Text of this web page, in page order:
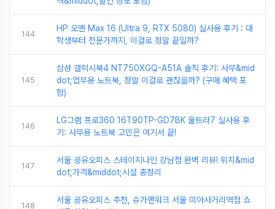
144
HP 오멘 Max 16 (Ultra 9, RTX 5080) 실사용 후기 : 대
학생부터 전문가까지, 이걸로 정말 끝일까?
145
삼성 갤럭시북4 NT750XGQ-A51A 솔직 후기: 사무&mid
dot;업무용 노트북, 정말 이걸로 괜찮을까? (구매 혜택 포
함)
146
LG그램 프로360 16T90TP-GD7BK 울트라7 실사용 후
기: 사무용 노트북 고민은 여기서 끝!
147
서울 공유오피스 스테이지나인 강남점 완벽 리뷰! 위치&mid
dot;가격&middot;시설 총정리
148
서울 공유오피스 추천, 슈가맨워크 서울 미아사거리역점 쇼